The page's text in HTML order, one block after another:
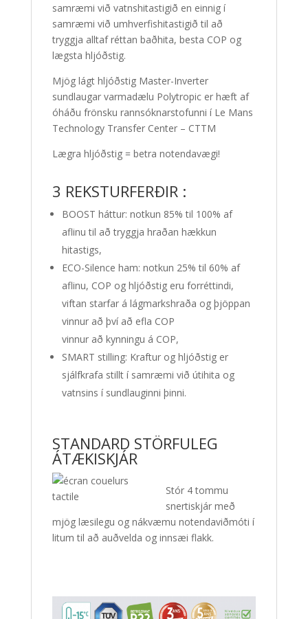
samræmi við vatnshitastigið en einnig í
samræmi við umhverfishitastigið til að
tryggja alltaf réttan baðhita, besta COP og
lægsta hljóðstig.
Mjög lágt hljóðstig Master-Inverter
sundlaugar varmadælu Polytropic er hæft af
óháðu frönsku rannsóknarstofunni í Le Mans
Technology Transfer Center – CTTM
Lægra hljóðstig = betra notendavægi!
3 REKSTURFERÐIR :
BOOST háttur: notkun 85% til 100% af
aflinu til að tryggja hraðan hækkun
hitastigs,
ECO-Silence ham: notkun 25% til 60% af
aflinu, COP og hljóðstig eru forréttindi,
viftan starfar á lágmarkshraða og þjöppan
vinnur að því að efla COP
vinnur að kynningu á COP,
SMART stilling: Kraftur og hljóðstig er
sjálfkrafa stillt í samræmi við útihita og
vatnsins í sundlauginni þinni.
STANDARD STÖRFULEG
ÁTÆKISKJÁR
Stór 4 tommu
snertiskjár með
mjög læsilegu og nákvæmu notendaviðmóti í
litum til að auðvelda og innsæi flakk.